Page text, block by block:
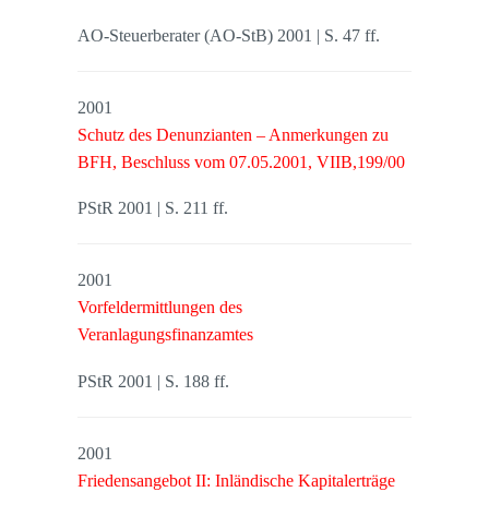
AO-Steuerberater (AO-StB) 2001 | S. 47 ff.
2001
Schutz des Denunzianten – Anmerkungen zu
BFH, Beschluss vom 07.05.2001, VIIB,199/00
PStR 2001 | S. 211 ff.
2001
Vorfeldermittlungen des
Veranlagungsfinanzamtes
PStR 2001 | S. 188 ff.
2001
Friedensangebot II: Inländische Kapitalerträge